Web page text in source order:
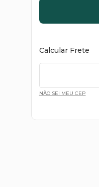
Calcular Frete
NÃO SEI MEU CEP